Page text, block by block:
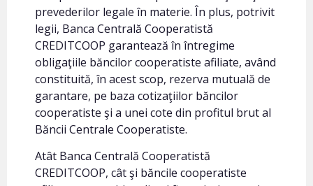
prevederilor legale în materie. În plus, potrivit
legii, Banca Centrală Cooperatistă
CREDITCOOP garantează în întregime
obligaţiile băncilor cooperatiste afiliate, având
constituită, în acest scop, rezerva mutuală de
garantare, pe baza cotizaţiilor băncilor
cooperatiste şi a unei cote din profitul brut al
Băncii Centrale Cooperatiste.
Atât Banca Centrală Cooperatistă
CREDITCOOP, cât şi băncile cooperatiste